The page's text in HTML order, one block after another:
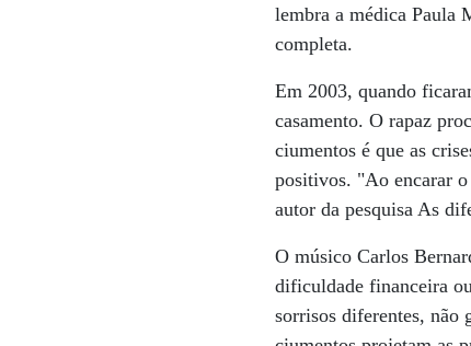
lembra a médica Paula
completa.
Em 2003, quando
casamento. O rapaz
ciumentos é que as
positivos. "Ao encarar o
autor da pesquisa As
O músico Carlos
dificuldade financeira
sorrisos diferentes,